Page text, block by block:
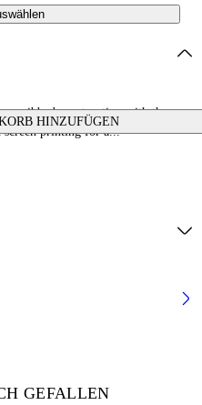
HINZUFÜGEN
a ribbed construction with the
screen printing for a...
GEFALLEN